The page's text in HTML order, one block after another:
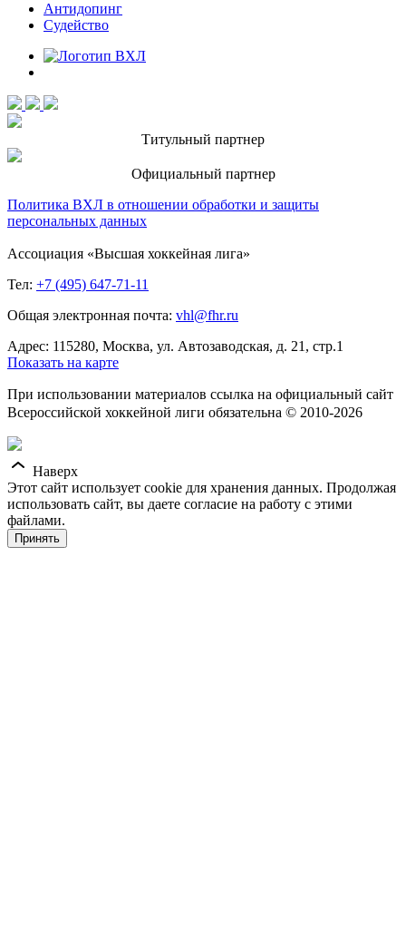
Антидопинг
Судейство
Титульный партнер
Официальный партнер
Политика ВХЛ в отношении обработки и защиты
персональных данных
Ассоциация «Высшая хоккейная лига»
Тел: +7 (495) 647-71-11
Общая электронная почта: vhl@fhr.ru
Адрес: 115280, Москва, ул. Автозаводская, д. 21, стр.1
Показать на карте
При использовании материалов ссылка на официальный сайт
Всероссийской хоккейной лиги обязательна © 2010-2026
Наверх
Этот сайт использует cookie для хранения данных. Продолжая
использовать сайт, вы даете согласие на работу с этими
файлами.
Принять